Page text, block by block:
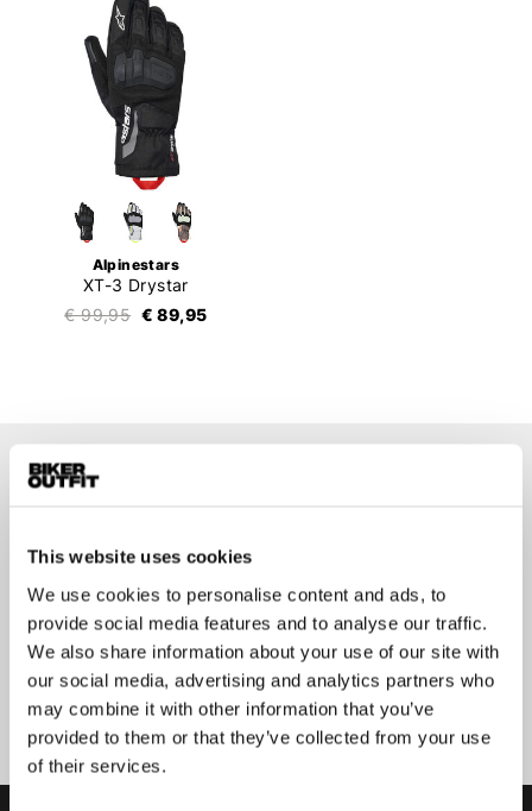
This website uses cookies
We use cookies to personalise content and ads, to
provide social media features and to analyse our traffic.
We also share information about your use of our site with
our social media, advertising and analytics partners who
may combine it with other information that you’ve
provided to them or that they’ve collected from your use
of their services.
Alpinestars
XT-3 Drystar
€ 99,95 € 89,95
Aanmelden